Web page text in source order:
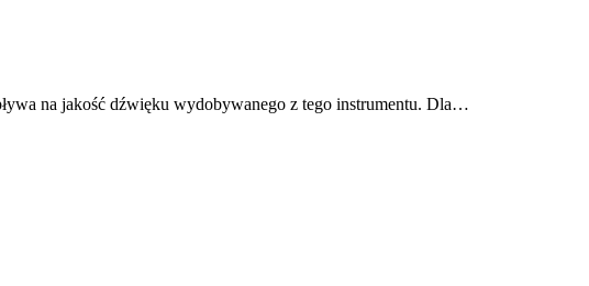
na jakość dźwięku wydobywanego z tego instrumentu. Dla…